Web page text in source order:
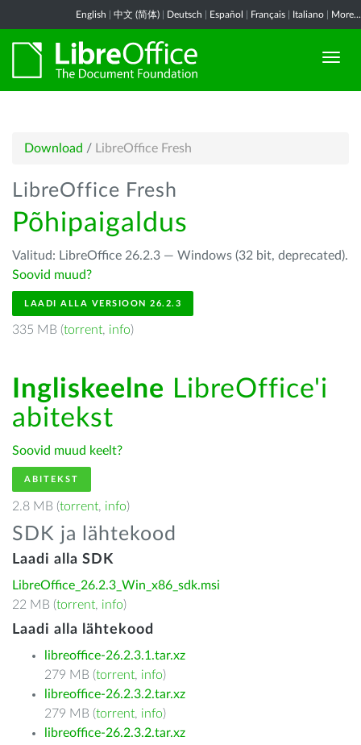
English 中文 (简体) Deutsch Español Français Italiano More...
Download / LibreOffice Fresh
LibreOffice Fresh
Põhipaigaldus
Valitud: LibreOffice 26.2.3 — Windows (32 bit, deprecated).
Soovid muud?
LAADI ALLA VERSIOON 26.2.3
335 MB (torrent, info)
Ingliskeelne LibreOffice'i
abitekst
Soovid muud keelt?
ABITEKST
2.8 MB (torrent, info)
SDK ja lähtekood
Laadi alla SDK
LibreOffice_26.2.3_Win_x86_sdk.msi
22 MB (torrent, info)
Laadi alla lähtekood
libreoffice-26.2.3.1.tar.xz
279 MB (torrent, info)
libreoffice-26.2.3.2.tar.xz
279 MB (torrent, info)
libreoffice-26.2.3.2.tar.xz